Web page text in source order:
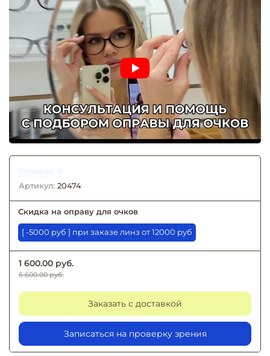
Отзывов: 0
Артикул: 20474
Скидка на оправу для очков
[ -5000 руб ] при заказе линз от 12000 руб
1 600.00 руб.
6 600.00 руб.
Заказать с доставкой
Записаться на проверку зрения